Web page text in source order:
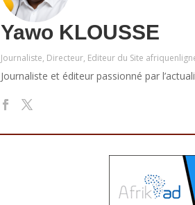
Yawo KLOUSSE
Journaliste, Directeur, Editeur du Site
Journaliste et éditeur passionné par